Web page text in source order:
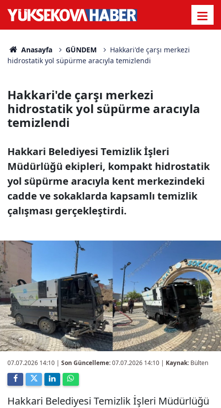
Anasayfa GÜNDEM
Hakkari'de çarşı merkezi
hidrostatik yol süpürme aracıyla temizlendi
Hakkari'de çarşı merkezi
hidrostatik yol süpürme aracıyla
temizlendi
Hakkari Belediyesi Temizlik İşleri
Müdürlüğü ekipleri, kompakt hidrostatik
yol süpürme aracıyla kent merkezindeki
cadde ve sokaklarda kapsamlı temizlik
çalışması gerçekleştirdi.
07.07.2026 14:10 | Son Güncelleme:07.07.2026 14:10 | Kaynak: Bülten
Hakkari Belediyesi Temizlik İşleri Müdürlüğü